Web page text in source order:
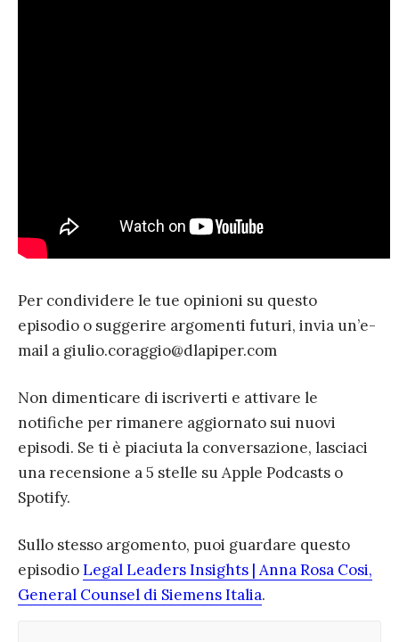
Per condividere le tue opinioni su questo
episodio o suggerire argomenti futuri, invia un’e-
mail a giulio.coraggio@dlapiper.com
Non dimenticare di iscriverti e attivare le
notifiche per rimanere aggiornato sui nuovi
episodi. Se ti è piaciuta la conversazione, lasciaci
una recensione a 5 stelle su Apple Podcasts o
Spotify.
Sullo stesso argomento, puoi guardare questo
episodioLegal Leaders Insights | Anna Rosa Cosi,
General Counsel di Siemens Italia.